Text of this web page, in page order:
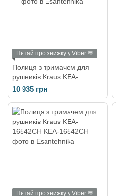
Питай про знижку у Viber 💬
Полиця з тримачем для
рушників Kraus KEA-
16542ORB
10 935 грн
Питай про знижку у Viber 💬